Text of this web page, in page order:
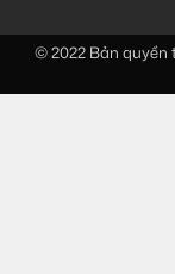
© 2022 Bản quyền